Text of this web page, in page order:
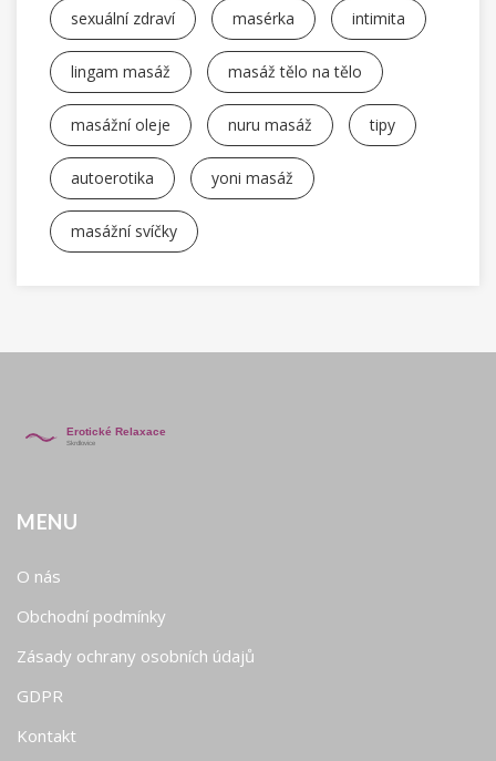
sexuální zdraví masérka intimita
lingam masáž masáž tělo na tělo
masážní oleje nuru masáž tipy
autoerotika yoni masáž
masážní svíčky
MENU
O nás
Obchodní podmínky
Zásady ochrany osobních údajů
GDPR
Kontakt